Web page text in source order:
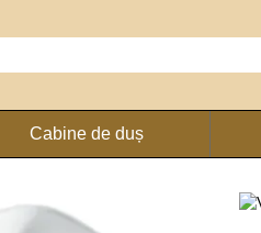
Cabine de duș